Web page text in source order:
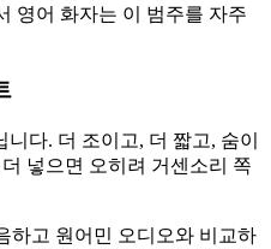
영어 화자는 이 범주를 자주
다. 더 조이고, 더 짧고, 숨이
넣으면 오히려 거센소리 쪽
하고 원어민 오디오와 비교하